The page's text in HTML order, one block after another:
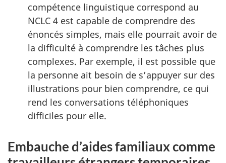
compétence linguistique correspond au
NCLC 4 est capable de comprendre des
énoncés simples, mais elle pourrait avoir de
la difficulté à comprendre les tâches plus
complexes. Par exemple, il est possible que
la personne ait besoin de s’appuyer sur des
illustrations pour bien comprendre, ce qui
rend les conversations téléphoniques
difficiles pour elle.
Embauche d’aides familiaux comme